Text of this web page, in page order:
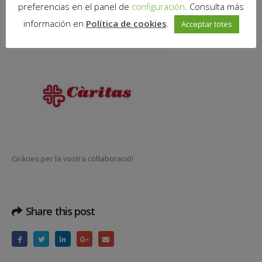
que CÀRITAS munta cada mes a la placeta del davant del Mercat.
Aquest dissabte 12 de febrer CÀRITAS us espera a Mira-sol
Gràcies per la vostra col·laboració!
Share this post
preferencias en el panel de configuración . Consulta más
información en Política de cookies Acceptar totes